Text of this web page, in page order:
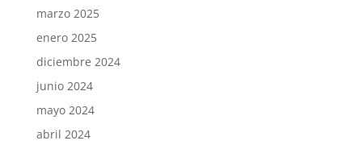
marzo 2025
enero 2025
diciembre 2024
junio 2024
mayo 2024
abril 2024